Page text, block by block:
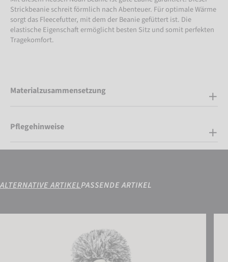
Strickbeanie schreit förmlich nach Abenteuer. Für optimale Wärme
sorgt das Fleecefutter, mit dem der Beanie gefüttert ist. Die
elastische Eigenschaft ermöglicht besten Sitz und somit perfekten
Tragekomfort.
Materialzusammensetzung
Pflegehinweise
ALTERNATIVE ARTIKELPASSENDE ARTIKEL